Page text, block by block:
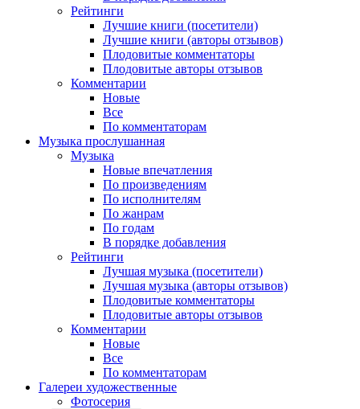
Рейтинги
Лучшие книги (посетители)
Лучшие книги (авторы отзывов)
Плодовитые комментаторы
Плодовитые авторы отзывов
Комментарии
Новые
Все
По комментаторам
Музыка прослушанная
Музыка
Новые впечатления
По произведениям
По исполнителям
По жанрам
По годам
В порядке добавления
Рейтинги
Лучшая музыка (посетители)
Лучшая музыка (авторы отзывов)
Плодовитые комментаторы
Плодовитые авторы отзывов
Комментарии
Новые
Все
По комментаторам
Галереи художественные
Фотосерия